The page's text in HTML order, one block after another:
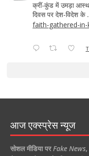
क्रीं-कुंड में उमड़ा आस्था
दिवस पर देश-विदेश के
faith-gathered-in-
आज एक्स्प्रेस न्यूज
सोशल मीडिया परFake News,